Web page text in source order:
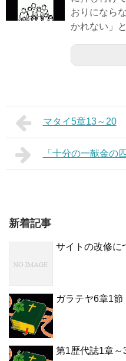
おりになら
かれない」
マタイ5章13～20
「十分の一献金の
新着記事
サイトの改修に
ガラテヤ6章1節
第1歴代誌1章～